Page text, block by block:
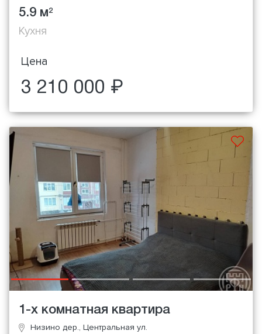
5.9 м2
Кухня
Цена
3 210 000 ₽
1-х комнатная квартира
Низино дер., Центральная ул.